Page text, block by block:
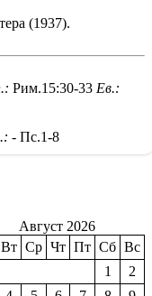
(1937).
Рим.15:30-33 Ев.:
- Пс.1-8
Август 2026
Вт Ср Чт Пт Сб Вс
1
2